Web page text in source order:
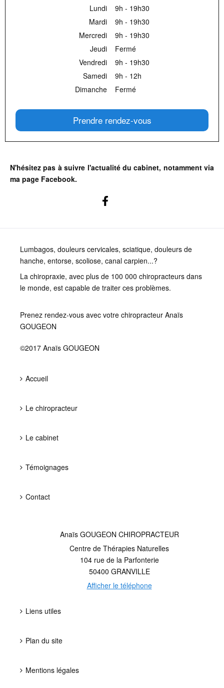
Lundi
9h - 19h30
Mardi
9h - 19h30
Mercredi
9h - 19h30
Jeudi
Fermé
Vendredi
9h - 19h30
Samedi
9h - 12h
Dimanche
Fermé
Prendre rendez-vous
N'hésitez pas à suivre l'actualité du cabinet, notamment via
ma page Facebook.
Lumbagos, douleurs cervicales, sciatique, douleurs de
hanche, entorse, scoliose, canal carpien...?
La chiropraxie, avec plus de 100 000 chiropracteurs dans
le monde, est capable de traiter ces problèmes.
Prenez rendez-vous avec votre chiropracteur Anaïs
GOUGEON
©2017 Anaïs GOUGEON
Accueil
Le chiropracteur
Le cabinet
Témoignages
Contact
Anaïs GOUGEON CHIROPRACTEUR
Centre de Thérapies Naturelles
104 rue de la Parfonterie
50400 GRANVILLE
Afficher le téléphone
Liens utiles
Plan du site
Mentions légales